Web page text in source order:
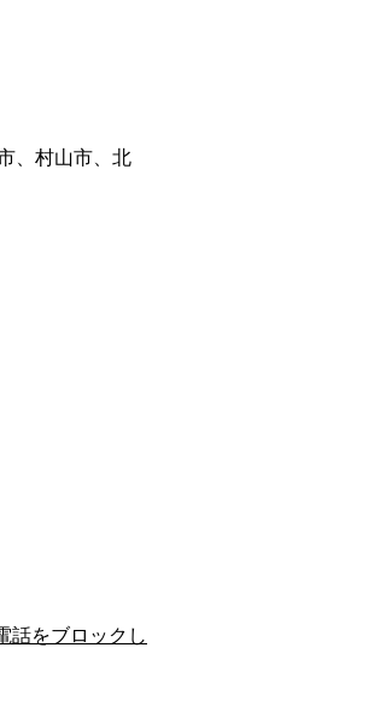
、村山市、北
話をブロックし